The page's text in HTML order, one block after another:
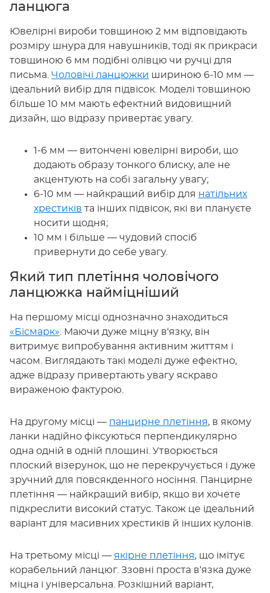
ланцюга
Ювелірні вироби товщиною 2 мм відповідають
розміру шнура для навушників, тоді як прикраси
товщиною 6 мм подібні олівцю чи ручці для
письма. Чоловічі ланцюжки шириною 6-10 мм —
ідеальний вибір для підвісок. Моделі товщиною
більше 10 мм мають ефектний видовищний
дизайн, що відразу привертає увагу.
1-6 мм — витончені ювелірні вироби, що
додають образу тонкого блиску, але не
акцентують на собі загальну увагу;
6-10 мм — найкращий вибір для натільних
хрестиків та інших підвісок, які ви плануєте
носити щодня;
10 мм і більше — чудовий спосіб
привернути до себе увагу.
Який тип плетіння чоловічого
ланцюжка найміцніший
На першому місці однозначно знаходиться
«Бісмарк» . Маючи дуже міцну в‘язку, він
витримує випробування активним життям і
часом. Виглядають такі моделі дуже ефектно,
адже відразу привертають увагу яскраво
вираженою фактурою.
На другому місці — панцирне плетіння, в якому
ланки надійно фіксуються перпендикулярно
одна одній в одній площині. Утворюється
плоский візерунок, що не перекручується і дуже
зручний для повсякденного носіння. Панцирне
плетіння — найкращий вибір, якщо ви хочете
підкреслити високий статус. Також це ідеальний
варіант для масивних хрестиків й інших кулонів.
На третьому місці — якірне плетіння, що імітує
корабельний ланцюг. Ззовні проста в‘язка дуже
міцна і універсальна. Розкішний варіант,